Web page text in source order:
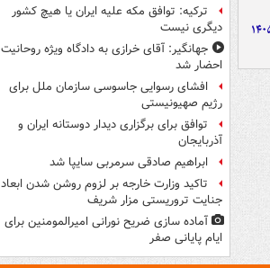
ترکیه: توافق مکه علیه ایران یا هیچ کشور
دیگری نیست
جهانگیر: آقای خرازی به دادگاه ویژه روحانیت
احضار شد
افشای رسوایی جاسوسی سازمان ملل برای
رژیم صهیونیستی
توافق برای برگزاری دیدار دوستانه ایران و
آذربایجان
ابراهیم صادقی سرمربی سایپا شد
تاکید وزارت خارجه بر لزوم روشن شدن ابعاد
جنایت تروریستی مزار شریف
آماده سازی ضریح نورانی امیرالمومنین برای
ایام پایانی صفر